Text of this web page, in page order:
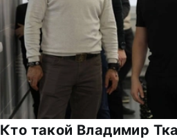
Кто такой Владимир